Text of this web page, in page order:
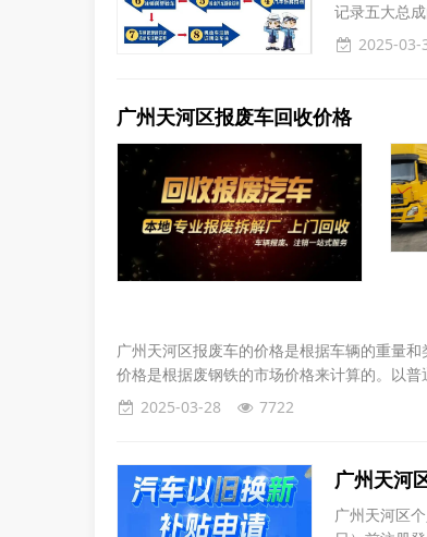
记录五大总
废登记，并
2025-03-
广州天河区报废车回收价格
广州天河区报废车的价格是根据车辆的重量
价格是根据废钢铁的市场价格来计算的。以
2025-03-28
7722
广州天河
广州天河区